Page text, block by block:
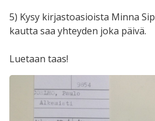
5) Kysy kirjastoasioista Minna
kautta saa yhteyden joka päivä.
Luetaan taas!